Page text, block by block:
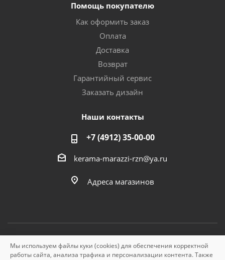
Помощь покупателю
Как оформить заказ
Оплата
Доставка
Возврат
Гарантийный сервис
Заказать дизайн
Наши контакты
+7 (4912) 35-00-00
kerama-marazzi-rzn@ya.ru
Адреса магазинов
© «Керама Марацци», ОГРН 1145749000210, 2026
Мы используем файлы куки (cookies) для обеспечения корректной
работы сайта, анализа трафика и персонализации контента. Также